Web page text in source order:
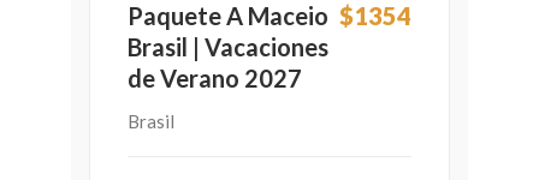
Paquete A Maceio
Brasil | Vacaciones
de Verano 2027
$1354
Brasil